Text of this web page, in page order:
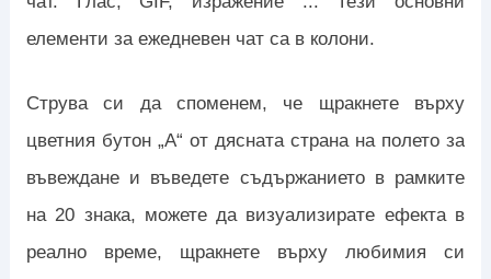
елементи за ежедневен чат са в колони.
Струва си да споменем, че щракнете върху
цветния бутон „A“ от дясната страна на полето за
въвеждане и въведете съдържанието в рамките
на 20 знака, можете да визуализирате ефекта в
реално време, щракнете върху любимия си